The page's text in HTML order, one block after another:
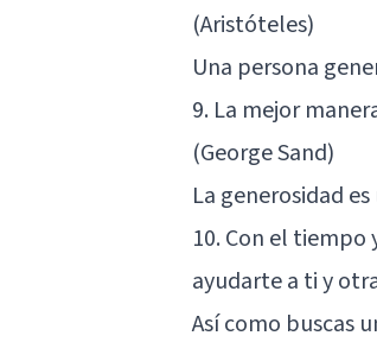
(Aristóteles)
Una persona
9. La mejor
(George Sand)
La generosidad
10. Con el tiempo
ayudarte a ti y
Así como buscas